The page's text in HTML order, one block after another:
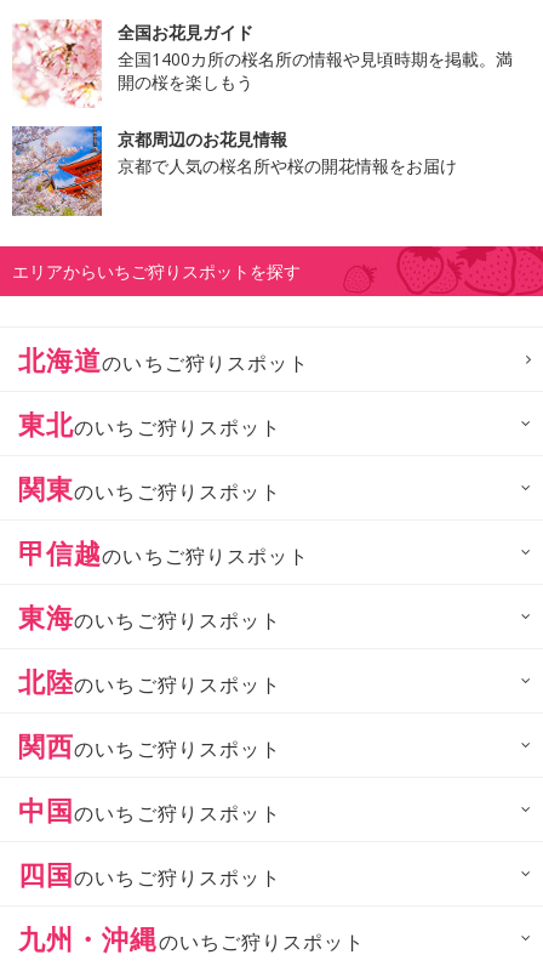
全国お花見ガイド
全国1400カ所の桜名所の情報や見頃時期を掲載。満
開の桜を楽しもう
京都周辺のお花見情報
京都で人気の桜名所や桜の開花情報をお届け
エリアからいちご狩りスポットを探す
北海道のいちご狩りスポット
東北のいちご狩りスポット
関東のいちご狩りスポット
甲信越のいちご狩りスポット
東海のいちご狩りスポット
北陸のいちご狩りスポット
関西のいちご狩りスポット
中国のいちご狩りスポット
四国のいちご狩りスポット
九州・沖縄のいちご狩りスポット